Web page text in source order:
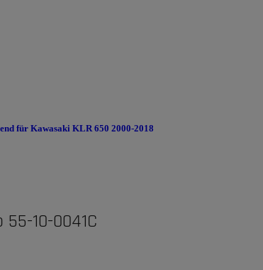
für Kawasaki KLR 650 2000-2018
10-0041C